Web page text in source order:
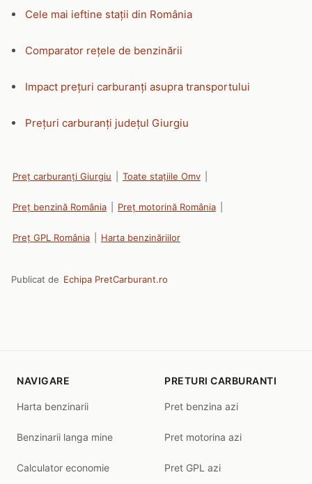
Cele mai ieftine stații din România
Comparator rețele de benzinării
Impact prețuri carburanți asupra transportului
Prețuri carburanți județul Giurgiu
Preț carburanți Giurgiu Toate stațiile Omv
Preț benzină România Preț motorină România
Preț GPL România Harta benzinăriilor
Publicat de Echipa PretCarburant.ro
NAVIGARE
Harta benzinarii
Benzinarii langa mine
Calculator economie
PRETURI CARBURANTI
Pret benzina azi
Pret motorina azi
Pret GPL azi